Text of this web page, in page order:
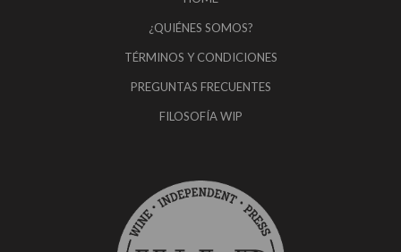
¿QUIÉNES SOMOS?
TÉRMINOS Y CONDICIONES
PREGUNTAS FRECUENTES
FILOSOFÍA WIP